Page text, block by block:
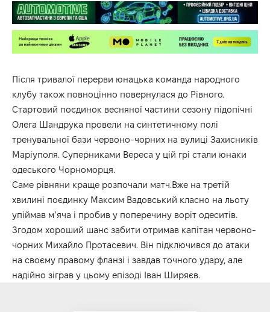
Після тривалої перерви юнацька команда народного
клубу також повноцінно повернулася до Рівного.
Стартовий поєдинок весняної частини сезону підопічні
Олега Шандрука провели на синтетичному полі
тренувальної бази червоно-чорних на вулиці Захисників
Маріуполя. Суперниками Вереса у цій грі стали юнаки
одеського Чорноморця.
Саме рівняни краще розпочали матч.Вже на третій
хвилині поєдинку Максим Вадовський класно на льоту
упіймав м’яча і пробив у поперечину воріт одеситів.
Згодом хороший шанс забити отримав капітан червоно-
чорних Михайло Протасевич. Він підключився до атаки
на своєму правому фланзі і завдав точного удару, але
надійно зіграв у цьому епізоді Іван Ширяєв.